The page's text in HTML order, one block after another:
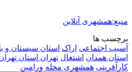
منبع:همشهری آنلاین
برچسب ها
آسیب اجتماعی اراک استان سیستان و
استان همدان اشتغال تهران استان
کارآفرینی همشهری محله ورامین